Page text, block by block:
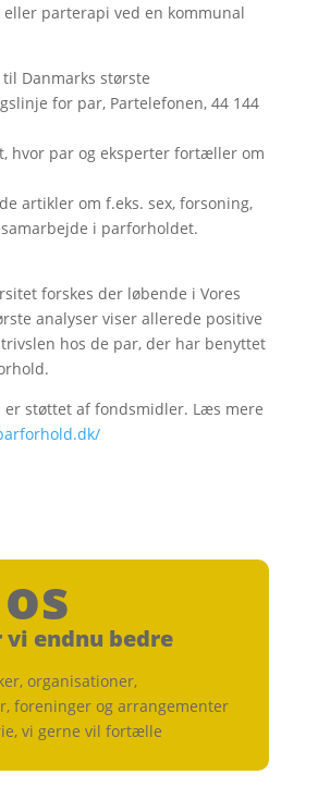
parterapi ved en kommunal
Danmarks største
for par, Partelefonen, 44 144
hvor par og eksperter fortæller om
artikler om f.eks. sex, forsoning,
i parforholdet.
forskes der løbende i Vores
analyser viser allerede positive
hos de par, der har benyttet
er støttet af fondsmidler. Læs mere
vi endnu bedre
organisationer,
foreninger og arrangementer
vi gerne vil fortælle